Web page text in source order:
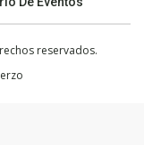
reservados.